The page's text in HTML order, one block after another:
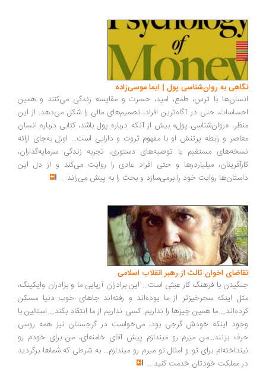
نگاهی به روان‌شناسی پول | ایما موسی‌زاده
انسان‌ها با ترس، طمع، امید، حسرت و مقایسه زندگی می‌کنند و همین
احساسات، حتی در آگاه‌ترین افراد، تصمیم‌های مالی را شکل می‌دهد. از این
منظر، «روان‌شناسی پول» بیش از آنکه درباره پول باشد، کتابی درباره انسان
معاصر و رابطه پرتنش او با مفهوم ثروت و دارایی است... اوزل به‌جای ارائه
نسخه‌های مستقیم یا توصیه‌های دستوری، تجربه زندگی سرمایه‌گذاران،
کارآفرینان، میلیاردرها و حتی افراد عادی را روایت می‌کند و از دل این
داستان‌ها روایت خود را برمی‌سازد و بحث را به پیش می‌راند ...
تقاضای اخوان ثالث از رهبر انقلاب اسلامی
جنگیدن با فرهنگ کار عبثی است... این برادران آریایی ما و برادران وایکینگ،
مثل اینکه سحرخیزتر از ما بوده‌اند و رفته‌اند جاهای خوب دنیا مسکن
کرده‌اند... ما همین چیزها را نداریم. کسی نداریم از ما انتقاد بکند... استالین با
وجود اینکه خودش گرجی بود، می‌خواست در گرجستان نیز همه روسی
حرف بزنند...من میرم رو میندازم پیش آقای خامنه‌ای، من برای خودم رو
نینداخته‌ام برای تو و امثال تو میرم رو میندازم... به شرطی که شماها برگردید
در مملکت خودتان خدمت کنید ...